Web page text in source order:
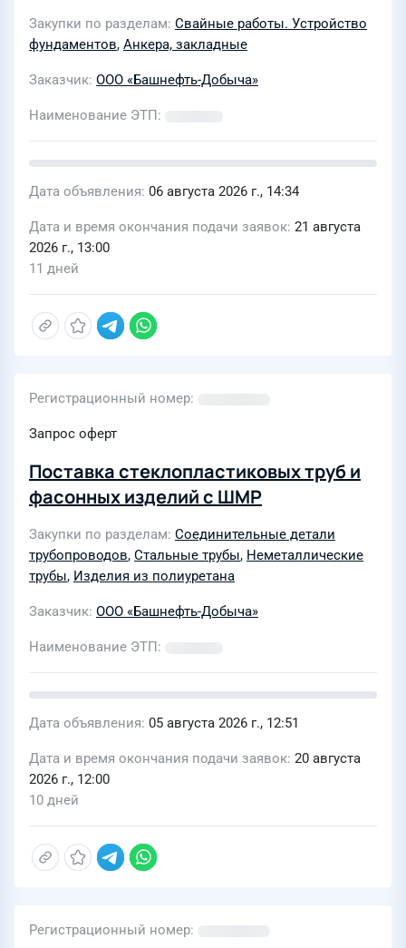
Закупки по разделам Свайные работы. Устройство
фундаментов, Анкера, закладные
Заказчик ООО «Башнефть-Добыча»
Наименование ЭТП
Дата объявления 06 августа 2026 г., 14:34
Дата и время окончания подачи заявок 21 августа
2026 г., 13:00
11 дней
Регистрационный номер
Запрос оферт
Поставка стеклопластиковых труб и
фасонных изделий с ШМР
Закупки по разделам Соединительные детали
трубопроводов, Стальные трубы, Неметаллические
трубы, Изделия из полиуретана
Заказчик ООО «Башнефть-Добыча»
Наименование ЭТП
Дата объявления 05 августа 2026 г., 12:51
Дата и время окончания подачи заявок 20 августа
2026 г., 12:00
10 дней
Регистрационный номер